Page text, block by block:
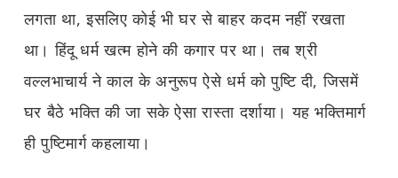
लगता था, इसलिए कोई भी घर से बाहर कदम नहीं रखता
था। हिंदू धर्म खत्म होने की कगार पर था। तब श्री
वल्लभाचार्य ने काल के अनुरूप ऐसे धर्म को पुष्टि दी, जिसमें
घर बैठे भक्ति की जा सके ऐसा रास्ता दर्शाया। यह भक्तिमार्ग
ही पुष्टिमार्ग कहलाया।